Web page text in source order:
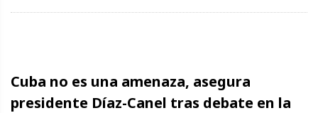
Cuba no es una amenaza, asegura
presidente Díaz-Canel tras debate en la